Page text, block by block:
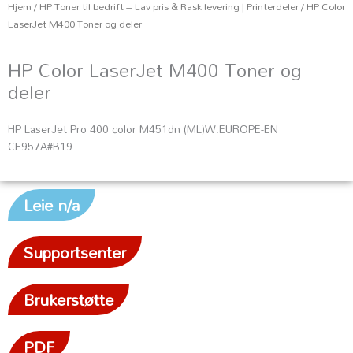
Hjem/HP Toner til bedrift – Lav pris & Rask levering | Printerdeler/ HP Color
LaserJet M400 Toner og deler
HP Color LaserJet M400 Toner og
deler
HP LaserJet Pro 400 color M451dn (ML)W.EUROPE-EN
CE957A#B19
Leie n/a
Supportsenter
Brukerstøtte